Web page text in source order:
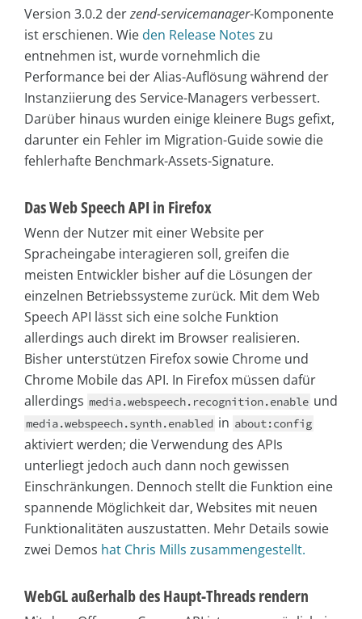
Version 3.0.2 derzend-servicemanager-Komponente
ist erschienen. Wie den Release Notes zu
entnehmen ist, wurde vornehmlich die
Performance bei der Alias-Auflösung während der
Instanziierung des Service-Managers verbessert.
Darüber hinaus wurden einige kleinere Bugs gefixt,
darunter ein Fehler im Migration-Guide sowie die
fehlerhafte Benchmark-Assets-Signature.
Das Web Speech API in Firefox
Wenn der Nutzer mit einer Website per
Spracheingabe interagieren soll, greifen die
meisten Entwickler bisher auf die Lösungen der
einzelnen Betriebssysteme zurück. Mit dem Web
Speech API lässt sich eine solche Funktion
allerdings auch direkt im Browser realisieren.
Bisher unterstützen Firefox sowie Chrome und
Chrome Mobile das API. In Firefox müssen dafür
allerdings media.webspeech.recognition.enable und
media.webspeech.synth.enabled in about:config
aktiviert werden; die Verwendung des APIs
unterliegt jedoch auch dann noch gewissen
Einschränkungen. Dennoch stellt die Funktion eine
spannende Möglichkeit dar, Websites mit neuen
Funktionalitäten auszustatten. Mehr Details sowie
zwei Demos hat Chris Mills zusammengestellt.
WebGL außerhalb des Haupt-Threads rendern